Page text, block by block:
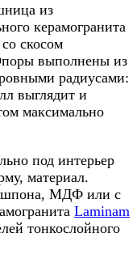
из
керамогранита
скосом
выполнены из
радиусами:
выглядит и
максимально
под интерьер
материал.
шпона, МДФ или с
Laminam
тонкослойного